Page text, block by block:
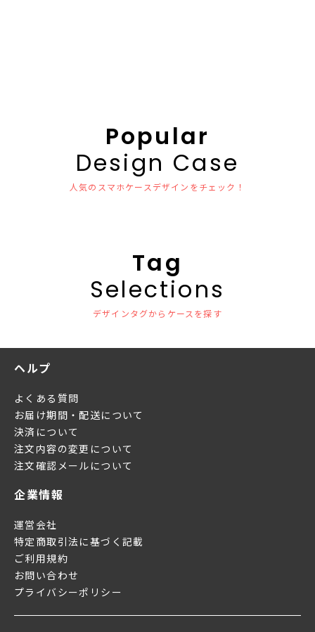
Popular
Design Case
人気のスマホケースデザインをチェック！
Tag
Selections
デザインタグからケースを探す
ヘルプ
よくある質問
お届け期間・配送について
決済について
注文内容の変更について
注文確認メールについて
企業情報
運営会社
特定商取引法に基づく記載
ご利用規約
お問い合わせ
プライバシーポリシー